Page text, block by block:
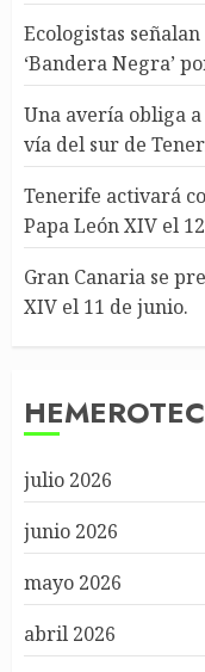
Ecologistas
‘Bandera Negra’
Una avería obliga
vía del sur de
Tenerife activará
Papa León XIV el
Gran Canaria se
XIV el 11 de junio.
julio 2026
junio 2026
mayo 2026
abril 2026